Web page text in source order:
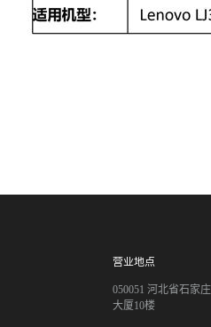
营业地点
050051 河北省石家
大厦10楼